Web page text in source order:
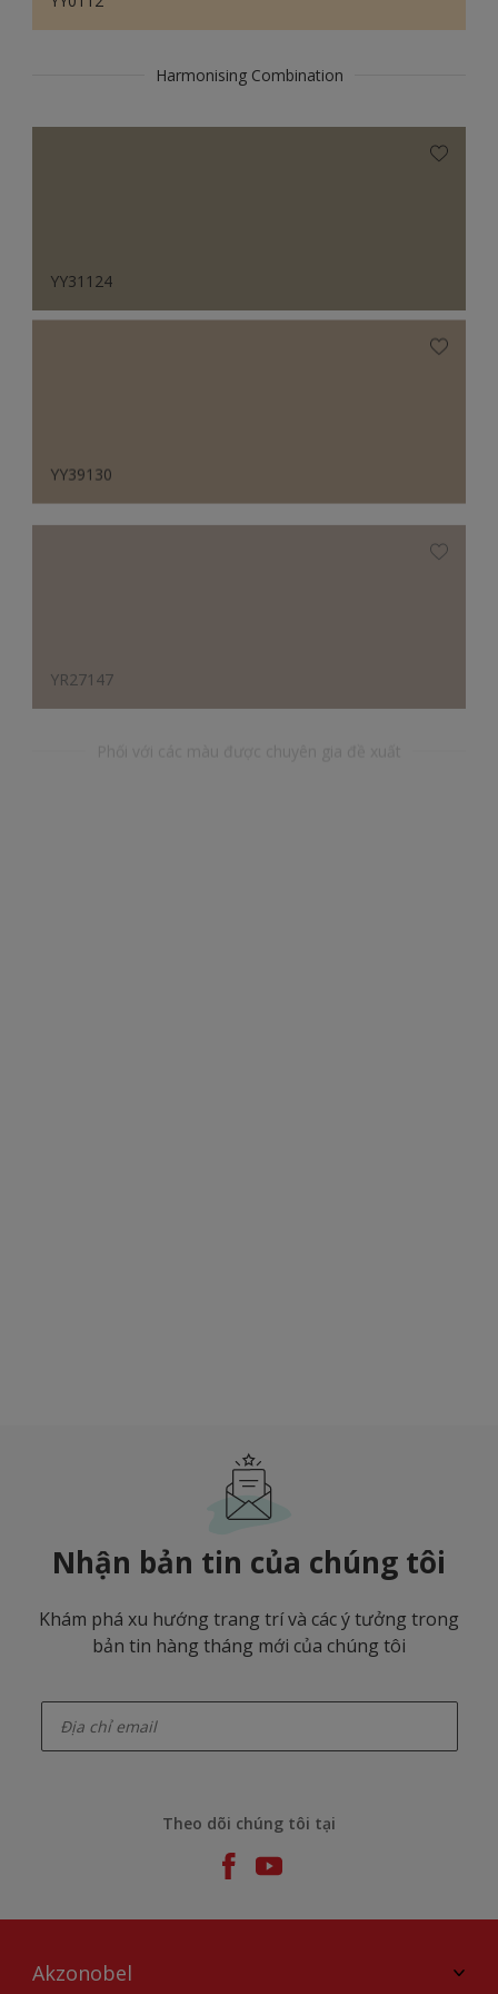
Harmonising Combination
YY31124
YY39130
Nhận bản tin của chúng tôi
Khám phá xu hướng trang trí và các ý tưởng trong
bản tin hàng tháng mới của chúng tôi
Theo dõi chúng tôi tại
Akzonobel